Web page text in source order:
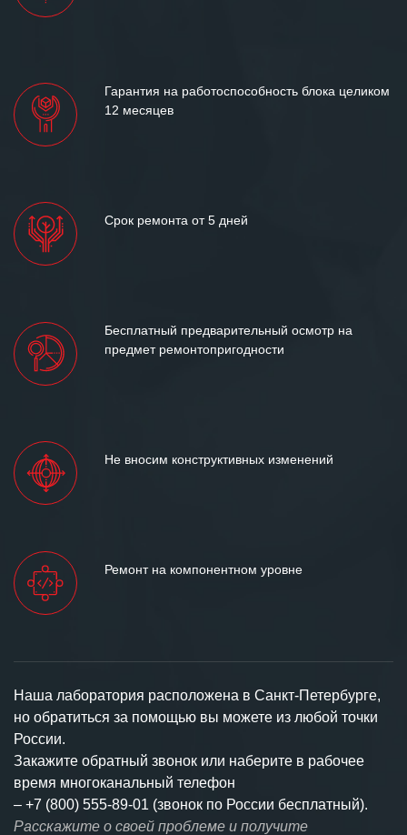
Гарантия на работоспособность блока целиком
12 месяцев
Срок ремонта от 5 дней
Бесплатный предварительный осмотр на
предмет ремонтопригодности
Не вносим конструктивных изменений
Ремонт на компонентном уровне
Наша лаборатория расположена в Санкт-Петербурге,
но обратиться за помощью вы можете из любой точки
России.
Закажите обратный звонок или наберите в рабочее
время многоканальный телефон
– +7 (800) 555-89-01 (звонок по России бесплатный).
Расскажите о своей проблеме и получите